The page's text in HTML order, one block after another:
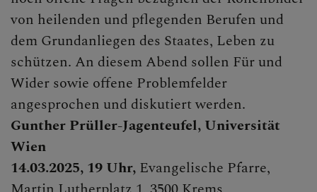
von heilenden und pflegenden Berufen und
dem Grundanliegen des Staates, Leben zu
schützen. An diesem Abend sollen Für und
Wider sowie offene Problemfelder
angesprochen und diskutiert werden.
Gunther Prüller-Jagenteufel, Universität
Wien
14.03.2025, 19 Uhr, Evangelische Pfarre,